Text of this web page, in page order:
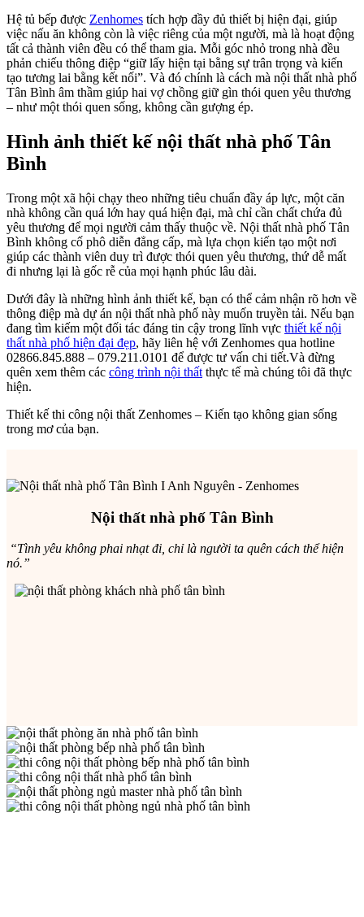
Hệ tủ bếp được Zenhomes tích hợp đầy đủ thiết bị hiện đại, giúp
việc nấu ăn không còn là việc riêng của một người, mà là hoạt động
tất cả thành viên đều có thể tham gia. Mỗi góc nhỏ trong nhà đều
phản chiếu thông điệp “giữ lấy hiện tại bằng sự trân trọng và kiến
tạo tương lai bằng kết nối”. Và đó chính là cách mà nội thất nhà phố
Tân Bình âm thầm giúp hai vợ chồng giữ gìn thói quen yêu thương
– như một thói quen sống, không cần gượng ép.
Hình ảnh thiết kế nội thất nhà phố Tân
Bình
Trong một xã hội chạy theo những tiêu chuẩn đầy áp lực, một căn
nhà không cần quá lớn hay quá hiện đại, mà chỉ cần chất chứa đủ
yêu thương để mọi người cảm thấy thuộc về. Nội thất nhà phố Tân
Bình không cố phô diễn đẳng cấp, mà lựa chọn kiến tạo một nơi
giúp các thành viên duy trì được thói quen yêu thương, thứ dễ mất
đi nhưng lại là gốc rễ của mọi hạnh phúc lâu dài.
Dưới đây là những hình ảnh thiết kế, bạn có thể cảm nhận rõ hơn về
thông điệp mà dự án nội thất nhà phố này muốn truyền tải. Nếu bạn
đang tìm kiếm một đối tác đáng tin cậy trong lĩnh vực thiết kế nội
thất nhà phố hiện đại đẹp, hãy liên hệ với Zenhomes qua hotline
02866.845.888 – 079.211.0101 để được tư vấn chi tiết.Và đừng
quên xem thêm các công trình nội thất thực tế mà chúng tôi đã thực
hiện.
Thiết kế thi công nội thất Zenhomes – Kiến tạo không gian sống
trong mơ của bạn.
Nội thất nhà phố Tân Bình
“Tình yêu không phai nhạt đi, chỉ là người ta quên cách thể hiện
nó.”